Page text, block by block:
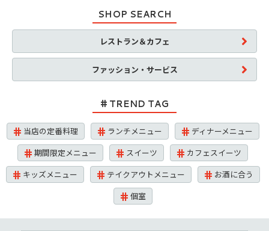
SHOP SEARCH
レストラン＆カフェ
ファッション・サービス
TREND TAG
当店の定番料理 ランチメニュー
ディナーメニュー
期間限定メニュー
スイーツ
カフェスイーツ
キッズメニュー
テイクアウトメニュー
お酒に合う
個室